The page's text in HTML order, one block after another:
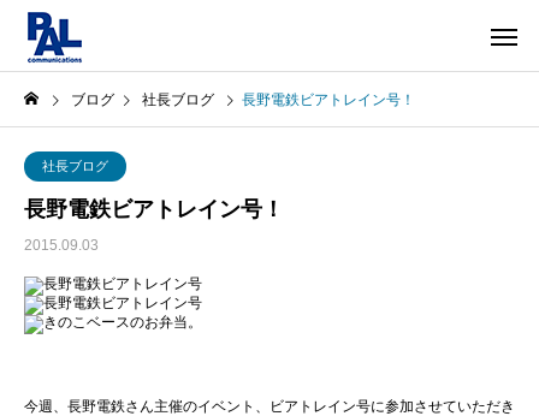
ブログ 社長ブログ 長野電鉄ビアトレイン号！
社長ブログ
長野電鉄ビアトレイン号！
2015.09.03
今週、長野電鉄さん主催のイベント、ビアトレイン号に参加させていただき